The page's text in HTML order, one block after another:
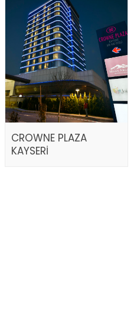
CROWNE PLAZA
KAYSERİ